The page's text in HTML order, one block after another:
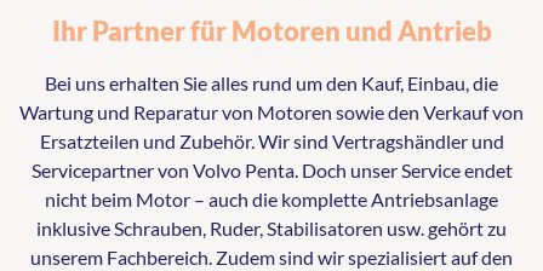
Ihr Partner für Motoren und Antrieb
Bei uns erhalten Sie alles rund um den Kauf, Einbau, die
Wartung und Reparatur von Motoren sowie den Verkauf von
Ersatzteilen und Zubehör. Wir sind Vertragshändler und
Servicepartner von Volvo Penta. Doch unser Service endet
nicht beim Motor – auch die komplette Antriebsanlage
inklusive Schrauben, Ruder, Stabilisatoren usw. gehört zu
unserem Fachbereich. Zudem sind wir spezialisiert auf den